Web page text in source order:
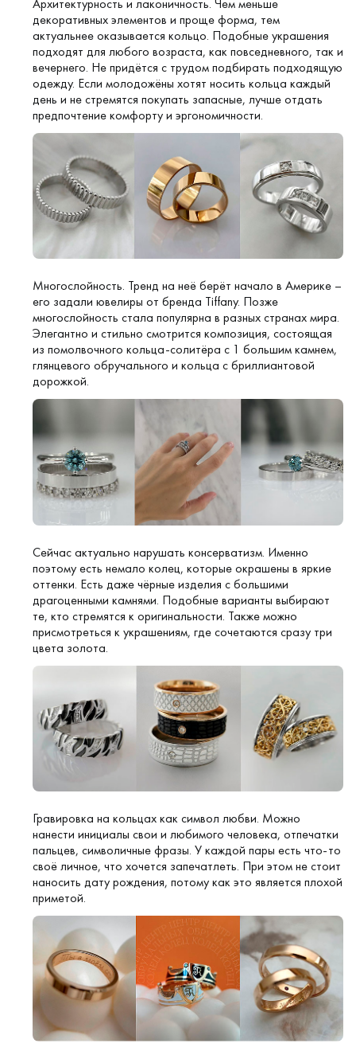
Архитектурность и лаконичность. Чем меньше
декоративных элементов и проще форма, тем
актуальнее оказывается кольцо. Подобные украшения
подходят для любого возраста, как повседневного, так и
вечернего. Не придётся с трудом подбирать подходящую
одежду. Если молодожёны хотят носить кольца каждый
день и не стремятся покупать запасные, лучше отдать
предпочтение комфорту и эргономичности.
Многослойность. Тренд на неё берёт начало в Америке –
его задали ювелиры от бренда Tiffany. Позже
многослойность стала популярна в разных странах мира.
Элегантно и стильно смотрится композиция, состоящая
из помолвочного кольца-солитёра с 1 большим камнем,
глянцевого обручального и кольца с бриллиантовой
дорожкой.
Сейчас актуально нарушать консерватизм. Именно
поэтому есть немало колец, которые окрашены в яркие
оттенки. Есть даже чёрные изделия с большими
драгоценными камнями. Подобные варианты выбирают
те, кто стремятся к оригинальности. Также можно
присмотреться к украшениям, где сочетаются сразу три
цвета золота.
Гравировка на кольцахкак символ любви. Можно
нанести инициалы свои и любимого человека, отпечатки
пальцев, символичные фразы. У каждой пары есть что-то
своё личное, что хочется запечатлеть. При этом не стоит
наносить дату рождения, потому как это является плохой
приметой.